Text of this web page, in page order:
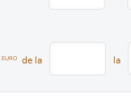
EURO de la la